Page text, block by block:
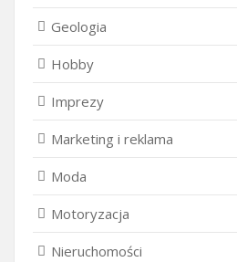
Geologia
Hobby
Imprezy
Marketing i reklama
Moda
Motoryzacja
Nieruchomości